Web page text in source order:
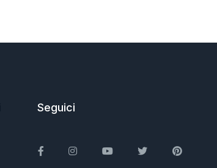
Seguici
FacebookInstagramYou TubeTwitter Pinterest